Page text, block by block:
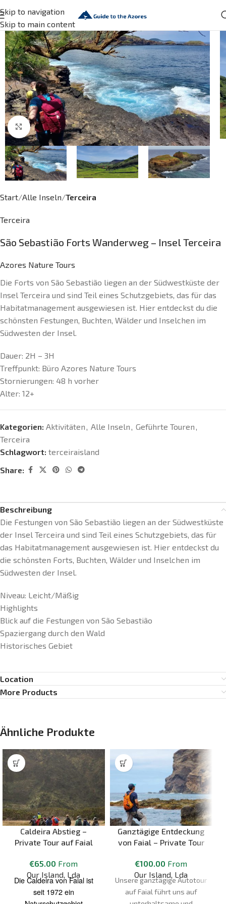
Skip to navigation
Skip to main content
Click to enlarge
Start Alle Inseln Terceira
Terceira
São Sebastião Forts Wanderweg – Insel Terceira
Azores Nature Tours
Die Forts von São Sebastião liegen an der Südwestküste der
Insel Terceira und sind Teil eines Schutzgebiets, das für das
Habitatmanagement ausgewiesen ist. Hier entdeckst du die
schönsten Festungen, Buchten, Wälder und Inselchen im
Südwesten der Insel.
Dauer: 2H – 3H
Treffpunkt: Büro Azores Nature Tours
Stornierungen: 48 h vorher
Alter: 12+
Kategorien: Aktivitäten, Alle Inseln, Geführte Touren,
Terceira
Schlagwort: terceiraisland
Share:
Beschreibung
Die Festungen von São Sebastião liegen an der Südwestküste
der Insel Terceira und sind Teil eines Schutzgebiets, das für
das Habitatmanagement ausgewiesen ist. Hier entdeckst du
die schönsten Forts, Buchten, Wälder und Inselchen im
Südwesten der Insel.
Niveau: Leicht/Mäßig
Highlights
Blick auf die Festungen von São Sebastião
Spaziergang durch den Wald
Historisches Gebiet
Location
More Products
Ähnliche Produkte
Caldeira Abstieg –
Private Tour auf Faial
€65.00 From
Our Island, Lda
Die Caldeira von Faial ist
seit 1972 ein
Ganztägige Entdeckung
von Faial – Private Tour
€100.00 From
Our Island, Lda
Unsere ganztägige Autotour
auf Faial führt uns auf